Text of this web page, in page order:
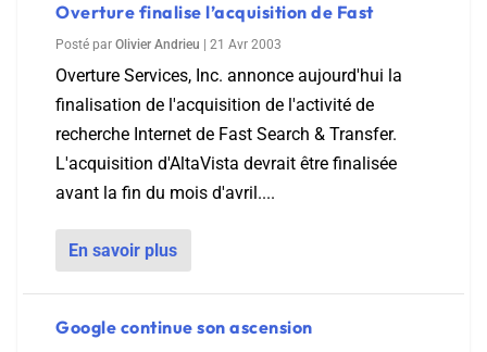
Overture finalise l’acquisition de Fast
Posté par Olivier Andrieu 21 Avr 2003
Overture Services, Inc. annonce aujourd'hui la
finalisation de l'acquisition de l'activité de
recherche Internet de Fast Search & Transfer.
L'acquisition d'AltaVista devrait être finalisée
avant la fin du mois d'avril....
En savoir plus
Google continue son ascension